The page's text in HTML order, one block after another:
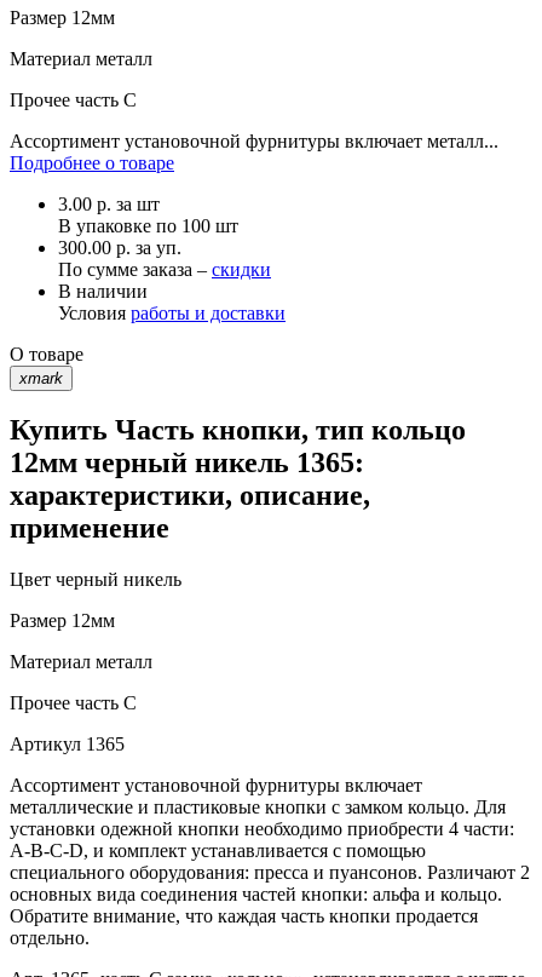
Размер 12мм
Материал металл
Прочее часть C
Ассортимент установочной фурнитуры включает металл...
Подробнее о товаре
3.00 р. за шт
В упаковке по 100 шт
300.00 р. за уп.
По сумме заказа – скидки
В наличии
Условия работы и доставки
О товаре
xmark
Купить Часть кнопки, тип кольцо
12мм черный никель 1365:
характеристики, описание,
применение
Цвет черный никель
Размер 12мм
Материал металл
Прочее часть C
Артикул 1365
Ассортимент установочной фурнитуры включает
металлические и пластиковые кнопки с замком кольцо. Для
установки одежной кнопки необходимо приобрести 4 части:
A-B-C-D, и комплект устанавливается с помощью
специального оборудования: пресса и пуансонов. Различают 2
основных вида соединения частей кнопки: альфа и кольцо.
Обратите внимание, что каждая часть кнопки продается
отдельно.